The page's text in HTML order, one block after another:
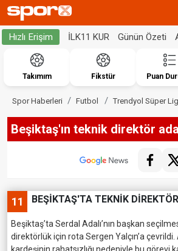
Hızlı Erişim İLK11 KUR Günün Özeti
Takımım Fikstür Puan
Spor Haberleri Futbol Trendyol Süper Lig
Beşiktaş'ın teknik direktör
11 BEŞİKTAŞ'TA TEKNİK
Beşiktaş’ta Serdal Adalı’nın başkan
direktörlük için rota Sergen Yalçın’a çevrildi.